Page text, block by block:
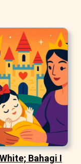
Bahagi I